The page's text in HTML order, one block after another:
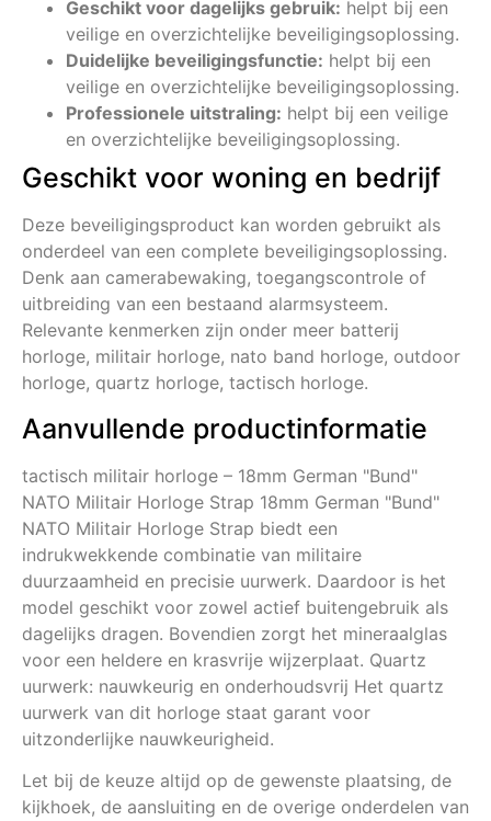
Geschikt voor dagelijks gebruik: helpt bij een
veilige en overzichtelijke beveiligingsoplossing.
Duidelijke beveiligingsfunctie: helpt bij een
veilige en overzichtelijke beveiligingsoplossing.
Professionele uitstraling: helpt bij een veilige
en overzichtelijke beveiligingsoplossing.
Geschikt voor woning en bedrijf
Deze beveiligingsproduct kan worden gebruikt als
onderdeel van een complete beveiligingsoplossing.
Denk aan camerabewaking, toegangscontrole of
uitbreiding van een bestaand alarmsysteem.
Relevante kenmerken zijn onder meer batterij
horloge, militair horloge, nato band horloge, outdoor
horloge, quartz horloge, tactisch horloge.
Aanvullende productinformatie
tactisch militair horloge – 18mm German "Bund"
NATO Militair Horloge Strap 18mm German "Bund"
NATO Militair Horloge Strap biedt een
indrukwekkende combinatie van militaire
duurzaamheid en precisie uurwerk. Daardoor is het
model geschikt voor zowel actief buitengebruik als
dagelijks dragen. Bovendien zorgt het mineraalglas
voor een heldere en krasvrije wijzerplaat. Quartz
uurwerk: nauwkeurig en onderhoudsvrij Het quartz
uurwerk van dit horloge staat garant voor
uitzonderlijke nauwkeurigheid.
Let bij de keuze altijd op de gewenste plaatsing, de
kijkhoek, de aansluiting en de overige onderdelen van